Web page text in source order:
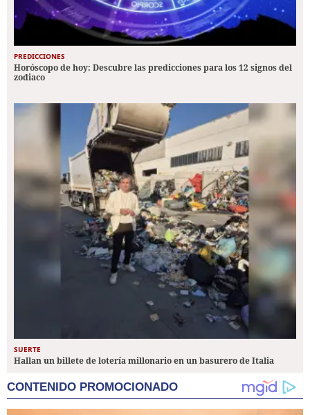
PREDICCIONES
Horóscopo de hoy: Descubre las predicciones para los 12 signos del
zodiaco
SUERTE
Hallan un billete de lotería millonario en un basurero de Italia
CONTENIDO PROMOCIONADO